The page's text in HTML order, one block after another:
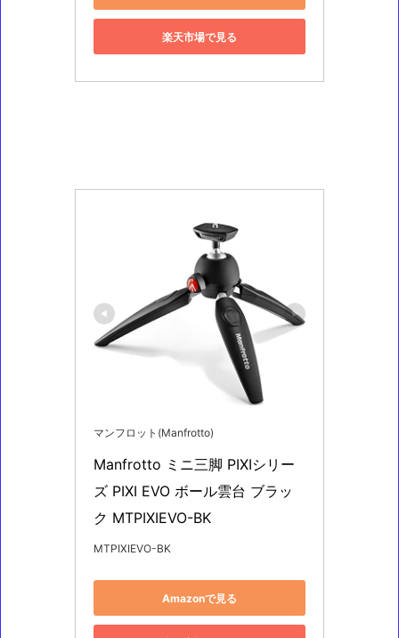
楽天市場で見る
マンフロット(Manfrotto)
Manfrotto ミニ三脚 PIXIシリー
ズ PIXI EVO ボール雲台 ブラッ
ク MTPIXIEVO-BK
MTPIXIEVO-BK
Amazonで見る